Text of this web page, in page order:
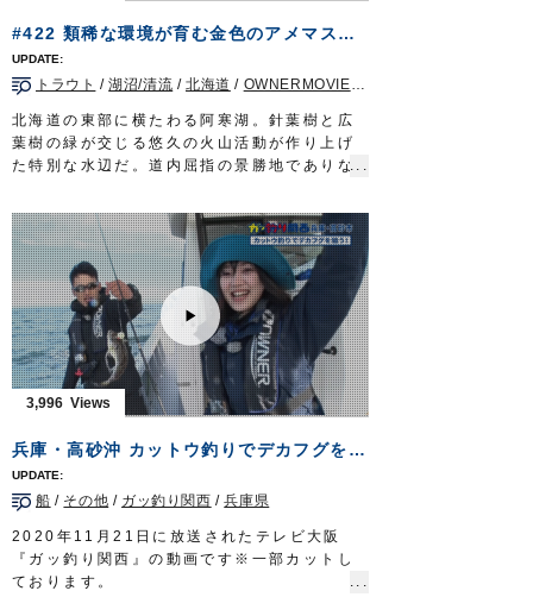
リーダー：フロロ 3号
オモリ：20～25号
仕掛け：からまんオモリグリーダー シングル
100cm/150cm
エギ：
Draw4 2.5号
放送日 2020年7月19日
OWNERMOVIE
http://ownertv.jp/
http://www.owner.co.jp
#422 類稀な環境が育む金色のアメマス～熱泉沸く阿寒湖のトラウトフィッシング～
トラウト /湖沼/清流 /北海道 / OWNERMOVIE（夢釣行）
北海道の東部に横たわる阿寒湖。針葉樹と広
葉樹の緑が交じる悠久の火山活動が作り上げ
た特別な水辺だ。道内屈指の景勝地でありな
として全国に名を馳せる。人気の理由は金色
に染まるアメマスの存在。カルデラ湖の類稀
な環境が育んだ気高き魚を求めて湖に立ち込
むのは、札幌を拠点に活動するフィッシング
ガイド児島秀明さん。
この時期、阿寒に滞在しガイドに明け暮れる
湖のスペシャリストだが、今年は初挑戦。
全国からゲストを迎える前にフィールドのコ
ンディションを把握しておきたい。
胸高鳴る釣りの舞台が、ようやく幕を開け
タックル
ロッド：トラウトロッド L 5ft10in
リール：3500番 XG スピニングリール
メインライン：PE 0.7号
リーダー：ナイロン 12lb
スナップ： 耐力スナップ
#00
ルアー：
DS-48F デメタシャロー
3,996
兵庫・高砂沖 カットウ釣りでデカフグを狙う
船 / その他 / ガッ釣り関西 /兵庫県
2020年11月21日に放送されたテレビ大阪
『ガッ釣り関西』の動画です※一部カットし
ております。